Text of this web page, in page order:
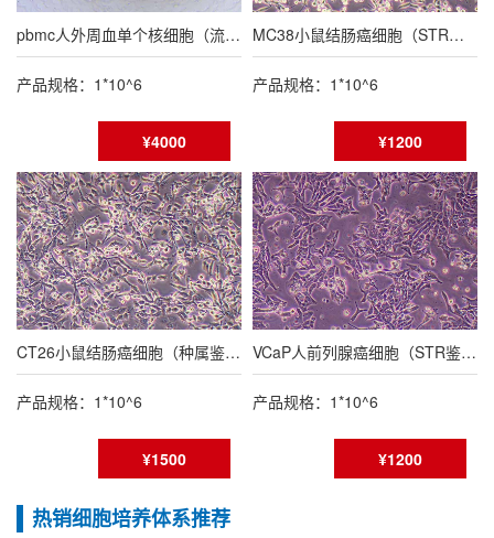
pbmc人外周血单个核细胞（流式鉴定报告）
产品规格：1*10^6
¥4000
MC38小鼠结肠癌细胞（STR鉴定报告/种属鉴定报告）
产品规格：1*10^6
¥1200
CT26小鼠结肠癌细胞（种属鉴定报告/STR鉴定报告）
产品规格：1*10^6
¥1500
VCaP人前列腺癌细胞（STR鉴定报告）
产品规格：1*10^6
¥1200
热销细胞培养体系推荐